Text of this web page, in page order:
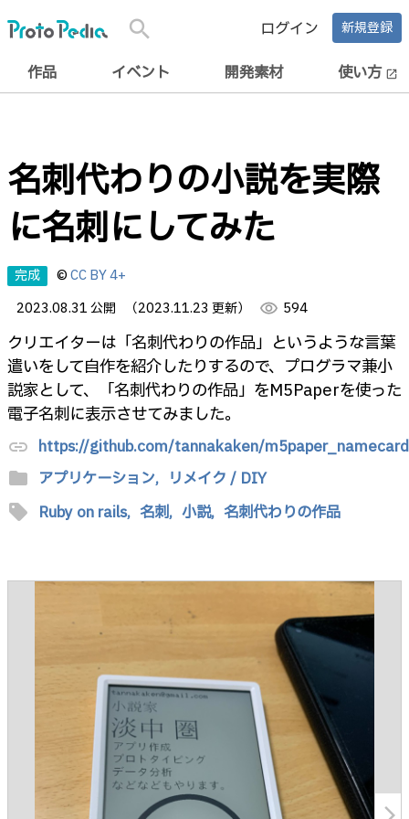
search ログイン 新規登録
作品 イベント 開発素材 使い方 open_in_new
名刺代わりの小説を実際
に名刺にしてみた
完成 ©CC BY 4+
2023.08.31 公開
（2023.11.23 更新） visibility 594
クリエイターは「名刺代わりの作品」というような言葉
遣いをして自作を紹介したりするので、プログラマ兼小
説家として、「名刺代わりの作品」をM5Paperを使った
電子名刺に表示させてみました。
link https://github.com/tannakaken/m5paper_namecard
folder アプリケーション, リメイク / DIY
sell Ruby on rails, 名刺, 小説, 名刺代わりの作品